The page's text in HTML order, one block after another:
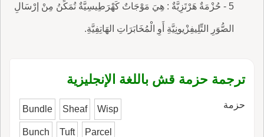
5 - حُزْمَةٌ هَرْتَزِيَّةٌ : هِيَ مَوْجَاتٌ كَهْرَطِيسِيَّةٌ تُمَكِّنُ مِنْ إرْسَالِ
الصُّوَرِ التِّلِيفِزْيونِيَّةِ أَوِ الْمُخَابَرَاتِ الهَاتِفِيَّةِ.
ترجمة حزمة قش باللغة الإنجليزية
حزمة Bundle Sheaf Wisp
Bunch Tuft Parcel